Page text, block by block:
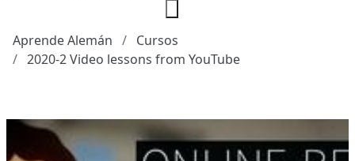
Aprende Alemán
Cursos
2020-2 Video lessons from YouTube